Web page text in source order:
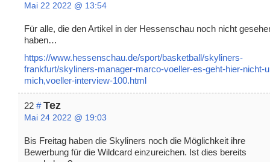
Mai 22 2022 @ 13:54
Für alle, die den Artikel in der Hessenschau noch nicht
haben…
https://www.hessenschau.de/sport/basketball/skyliners-
frankfurt/skyliners-manager-marco-voeller-es-geht-hier-nicht-
mich,voeller-interview-100.html
22 # Tez
Mai 24 2022 @ 19:03
Bis Freitag haben die Skyliners noch die Möglichkeit ihre
Bewerbung für die Wildcard einzureichen. Ist dies bereits